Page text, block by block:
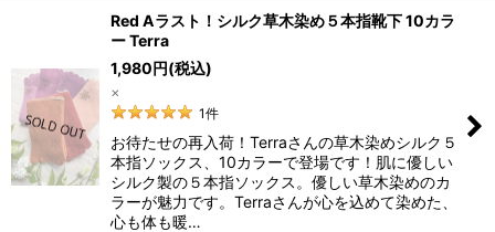
Red Aラスト！シルク草木染め５本指靴下 10カラ
ー Terra
1,980円(税込)
×
1件
お待たせの再入荷！Terraさんの草木染めシルク５
本指ソックス、10カラーで登場です！肌に優しい
シルク製の５本指ソックス。優しい草木染めのカ
ラーが魅力です。Terraさんが心を込めて染めた、
心も体も暖…